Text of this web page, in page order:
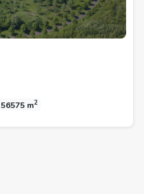
56575 m2